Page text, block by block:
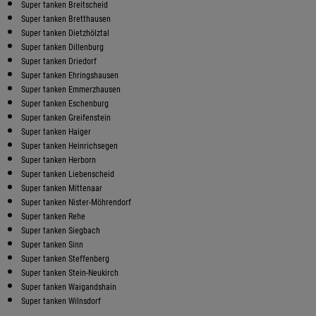
Super tanken Breitscheid
Super tanken Bretthausen
Super tanken Dietzhölztal
Super tanken Dillenburg
Super tanken Driedorf
Super tanken Ehringshausen
Super tanken Emmerzhausen
Super tanken Eschenburg
Super tanken Greifenstein
Super tanken Haiger
Super tanken Heinrichsegen
Super tanken Herborn
Super tanken Liebenscheid
Super tanken Mittenaar
Super tanken Nister-Möhrendorf
Super tanken Rehe
Super tanken Siegbach
Super tanken Sinn
Super tanken Steffenberg
Super tanken Stein-Neukirch
Super tanken Waigandshain
Super tanken Wilnsdorf